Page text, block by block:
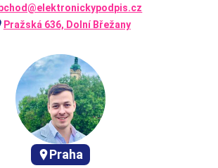
Pražská 636, Dolní Břežany
Praha